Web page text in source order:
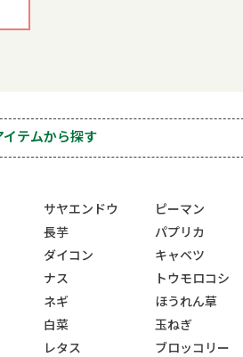
イテムから探す
サヤエンドウ
ピーマン
長芋
パプリカ
ダイコン
キャベツ
ナス
トウモロコシ
ネギ
ほうれん草
白菜
玉ねぎ
レタス
ブロッコリー